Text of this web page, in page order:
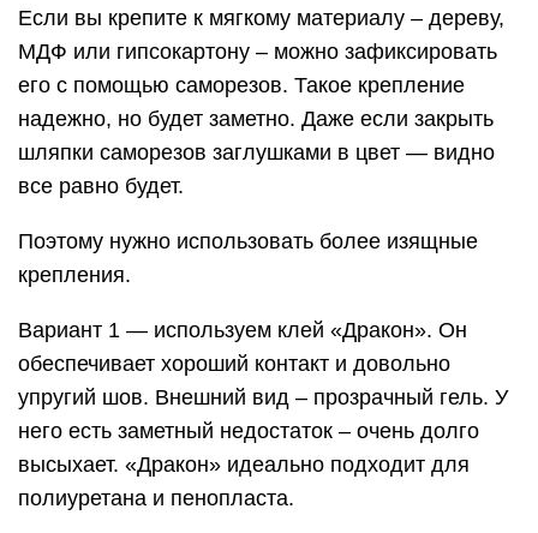
Если вы крепите к мягкому материалу – дереву,
МДФ или гипсокартону – можно зафиксировать
его с помощью саморезов. Такое крепление
надежно, но будет заметно. Даже если закрыть
шляпки саморезов заглушками в цвет — видно
все равно будет.
Поэтому нужно использовать более изящные
крепления.
Вариант 1 — используем клей «Дракон». Он
обеспечивает хороший контакт и довольно
упругий шов. Внешний вид – прозрачный гель. У
него есть заметный недостаток – очень долго
высыхает. «Дракон» идеально подходит для
полиуретана и пенопласта.